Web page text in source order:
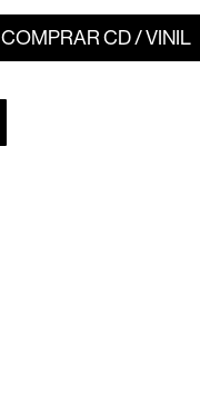
COMPRAR CD / VINIL